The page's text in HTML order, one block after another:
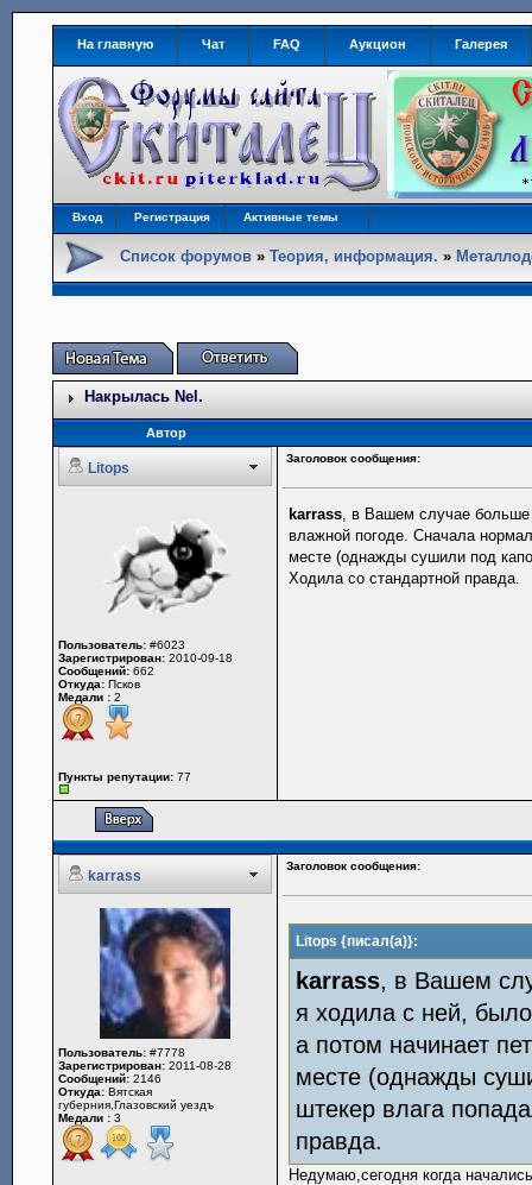
На главную Чат FAQ Аукцион Галерея
Вход Регистрация Активные темы
Список форумов »Теория, информация. »
Накрылась Nel.
Автор
Litops
Заголовок сообщения:
Пользователь: #6023
Зарегистрирован: 2010-09-18
Сообщений: 662
Откуда: Псков
Медали : 2
Пункты репутации: 77
karrass, в Вашем случае больше
влажной погоде. Сначала
месте (однажды сушили под
Ходила со стандартной правда.
karrass
Заголовок сообщения:
Пользователь: #7778
Зарегистрирован: 2011-08-28
Сообщений: 2146
Откуда: Вятская
губерния,Глазовский уездъ
Медали : 3
Litops {писал(а)}:
karrass, в Вашем
я ходила с ней,
а потом начинает
месте (однажды
штекер влага
правда.
Недумаю,сегодня когда